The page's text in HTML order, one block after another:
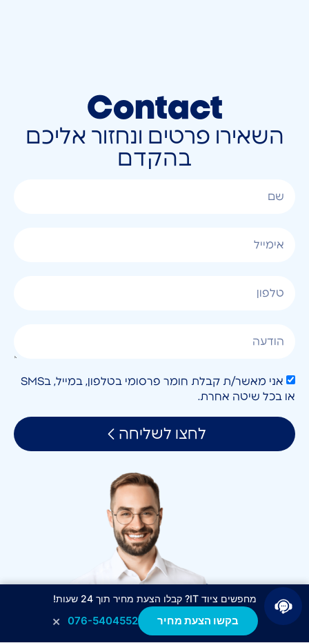
Contact
השאירו פרטים ונחזור אליכם
בהקדם
אני מאשר/ת קבלת חומר פרסומי בטלפון, במייל, בSMS
או בכל שיטה אחרת.
לחצו לשליחה
מחפשים ציוד IT? קבלו הצעת מחיר תוך 24 שעות!
בקשו הצעת מחיר 076-5404552
×